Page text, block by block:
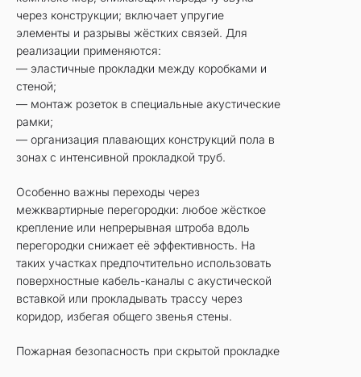
через конструкции; включает упругие
элементы и разрывы жёстких связей. Для
реализации применяются:
— эластичные прокладки между коробками и
стеной;
— монтаж розеток в специальные акустические
рамки;
— организация плавающих конструкций пола в
зонах с интенсивной прокладкой труб.
Особенно важны переходы через
межквартирные перегородки: любое жёсткое
крепление или непрерывная штроба вдоль
перегородки снижает её эффективность. На
таких участках предпочтительно использовать
поверхностные кабель-каналы с акустической
вставкой или прокладывать трассу через
коридор, избегая общего звенья стены.
Пожарная безопасность при скрытой прокладке